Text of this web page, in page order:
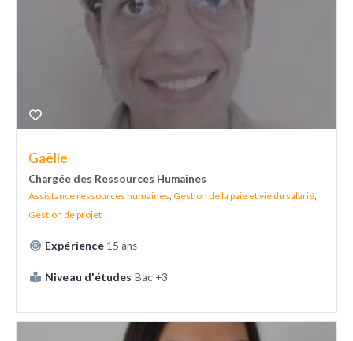
Gaëlle
Chargée des Ressources Humaines
Assistance ressources humaines, Gestion de la paie et vie du salarié,
Gestion de projet
Expérience 15 ans
Niveau d'études Bac +3